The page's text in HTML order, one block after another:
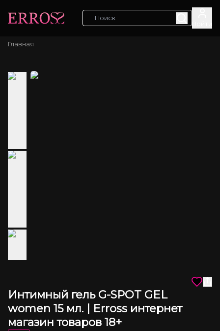
Главная
Интимный гель G-SPOT GEL
women 15 мл. | Erross интернет
магазин товаров 18+